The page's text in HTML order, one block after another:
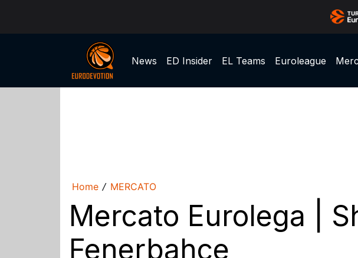
News ED Insider EL Teams Euroleague
Home / MERCATO
Mercato Eurolega |
Fenerbahce